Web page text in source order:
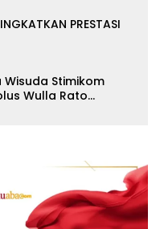
PRESTASI
Wisuda Stimikom
Wulla Rato